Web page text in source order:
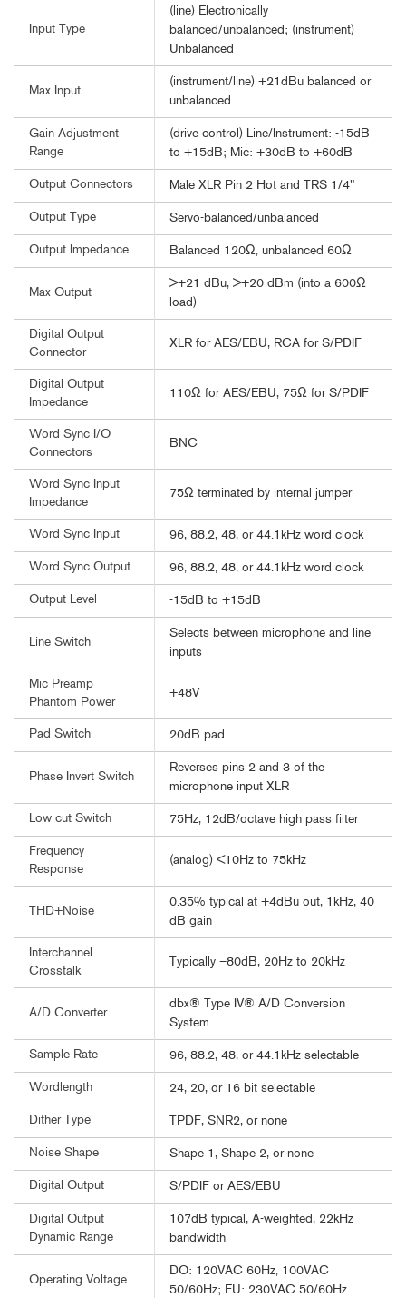
Input Type
(line) Electronically
balanced/unbalanced; (instrument)
Unbalanced
Max Input
(instrument/line) +21dBu balanced or
unbalanced
Gain Adjustment
Range
(drive control) Line/Instrument: -15dB
to +15dB; Mic: +30dB to +60dB
Output Connectors Male XLR Pin 2 Hot and TRS 1/4"
Output Type Servo-balanced/unbalanced
Output Impedance Balanced 120Ω, unbalanced 60Ω
Max Output
>+21 dBu, >+20 dBm (into a 600Ω
load)
Digital Output
Connector
XLR for AES/EBU, RCA for S/PDIF
Digital Output
Impedance
110Ω for AES/EBU, 75Ω for S/PDIF
Word Sync I/O
Connectors
BNC
Word Sync Input
Impedance
75Ω terminated by internal jumper
Word Sync Input 96, 88.2, 48, or 44.1kHz word clock
Word Sync Output 96, 88.2, 48, or 44.1kHz word clock
Output Level -15dB to +15dB
Line Switch
Selects between microphone and line
inputs
Mic Preamp
Phantom Power
+48V
Pad Switch 20dB pad
Phase Invert Switch
Reverses pins 2 and 3 of the
microphone input XLR
Low cut Switch 75Hz, 12dB/octave high pass filter
Frequency
Response
(analog) <10Hz to 75kHz
THD+Noise
0.35% typical at +4dBu out, 1kHz, 40
dB gain
Interchannel
Crosstalk
Typically –80dB, 20Hz to 20kHz
A/D Converter
dbx® Type IV® A/D Conversion
System
Sample Rate 96, 88.2, 48, or 44.1kHz selectable
Wordlength 24, 20, or 16 bit selectable
Dither Type TPDF, SNR2, or none
Noise Shape Shape 1, Shape 2, or none
Digital Output S/PDIF or AES/EBU
Digital Output
Dynamic Range
107dB typical, A-weighted, 22kHz
bandwidth
Operating Voltage
DO: 120VAC 60Hz, 100VAC
50/60Hz; EU: 230VAC 50/60Hz